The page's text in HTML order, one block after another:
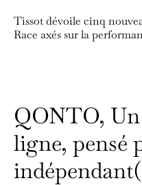
Tissot dévoile cinq
Race axés sur la
QONTO,
ligne, pensé